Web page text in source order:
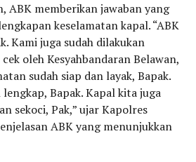
ABK memberikan jawaban yang
keselamatan kapal. “ABK
Kami juga sudah dilakukan
oleh Kesyahbandaran Belawan,
sudah siap dan layak, Bapak.
Bapak. Kapal kita juga
sekoci, Pak,” ujar Kapolres
ABK yang menunjukkan